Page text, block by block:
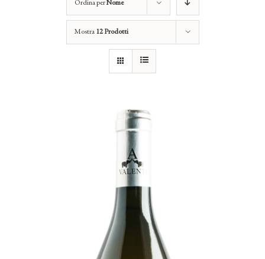
Ordina perNome
Mostra 12 Prodotti